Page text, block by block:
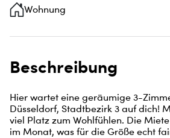
Wohnung
Beschreibung
Hier wartet eine geräumige 3-
Düsseldorf, Stadtbezirk 3 auf dich!
viel Platz zum Wohlfühlen. Die
im Monat, was für die Größe echt